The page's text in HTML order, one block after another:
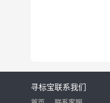
寻标宝联系我们